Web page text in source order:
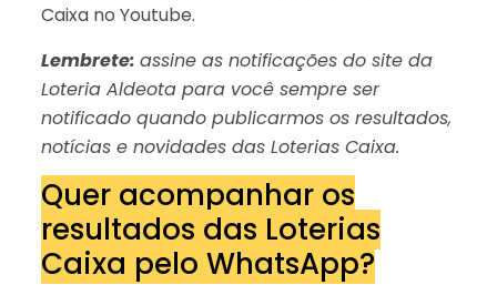
Caixa no Youtube.
Lembrete: assine as notificações do site da
Loteria Aldeota para você sempre ser
notificado quando publicarmos os resultados,
notícias e novidades das Loterias Caixa.
Quer acompanhar os
resultados das Loterias
Caixa pelo WhatsApp?